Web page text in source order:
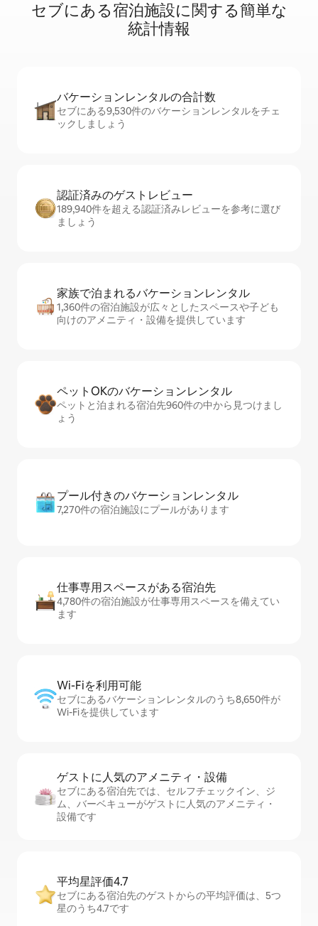
セブに⁠あ⁠る宿⁠泊⁠施⁠設⁠に関⁠す⁠る簡⁠単⁠な
統⁠計⁠情⁠報
バケーションレ⁠ン⁠タ⁠ル⁠の合⁠計⁠数
セブにある9,530件のバケーションレンタルをチェ
ックしましょう
認証済みのゲ⁠ス⁠ト⁠レ⁠ビ⁠ュ⁠ー
189,940件を超える認証済みレビューを参考に選び
ましょう
家族で泊まれるバ⁠ケ⁠ー⁠シ⁠ョ⁠ンレ⁠ン⁠タ⁠ル
1,360件の宿泊施設が広々としたスペースや子ども
向けのアメニティ・設備を提供しています
ペットOKのバ⁠ケ⁠ー⁠シ⁠ョ⁠ンレ⁠ン⁠タ⁠ル
ペットと泊まれる宿泊先960件の中から見つけまし
ょう
プール付きのバ⁠ケ⁠ー⁠シ⁠ョ⁠ンレ⁠ン⁠タ⁠ル
7,270件の宿泊施設にプールがあります
仕事専用ス⁠ペ⁠ー⁠スがあ⁠る宿⁠泊⁠先
4,780件の宿泊施設が仕事専用スペースを備えてい
ます
Wi-Fiを利⁠用⁠可⁠能
セブにあるバケーションレンタルのうち8,650件が
Wi-Fiを提供しています
ゲストに人⁠気⁠のア⁠メ⁠ニ⁠テ⁠ィ・設⁠備
セブにある宿泊先では、セ⁠ル⁠フチ⁠ェ⁠ッ⁠ク⁠イ⁠ン、ジ
ム、バーベキューがゲストに人気のアメニティ・
設備です
平均星評価4.7
セブにある宿泊先のゲストからの平均評価は、5つ
星のうち4.7です